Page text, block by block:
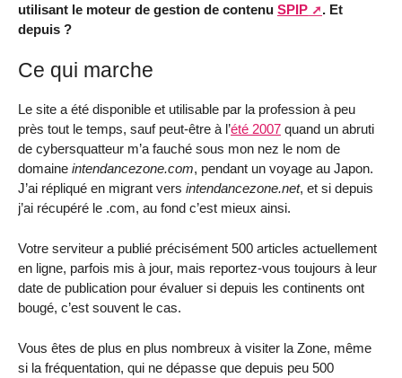
utilisant le moteur de gestion de contenu SPIP
. Et
depuis ?
Ce qui marche
Le site a été disponible et utilisable par la profession à peu
près tout le temps, sauf peut-être à l’été 2007 quand un abruti
de cybersquatteur m’a fauché sous mon nez le nom de
domaine intendancezone.com, pendant un voyage au Japon.
J’ai répliqué en migrant vers intendancezone.net, et si depuis
j’ai récupéré le .com, au fond c’est mieux ainsi.
Votre serviteur a publié précisément 500 articles actuellement
en ligne, parfois mis à jour, mais reportez-vous toujours à leur
date de publication pour évaluer si depuis les continents ont
bougé, c’est souvent le cas.
Vous êtes de plus en plus nombreux à visiter la Zone, même
si la fréquentation, qui ne dépasse que depuis peu 500